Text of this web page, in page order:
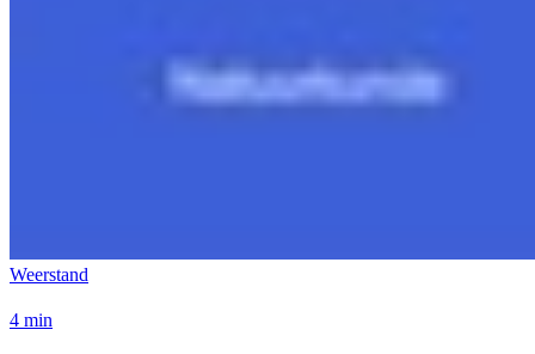
Weerstand
4 min